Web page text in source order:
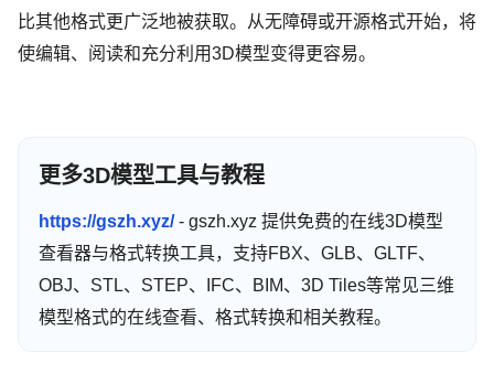
比其他格式更广泛地被获取。从无障碍或开源格式开始，将
使编辑、阅读和充分利用3D模型变得更容易。
更多3D模型工具与教程
https://gszh.xyz/- gszh.xyz 提供免费的在线3D模型
查看器与格式转换工具，支持FBX、GLB、GLTF、
OBJ、STL、STEP、IFC、BIM、3D Tiles等常见三维
模型格式的在线查看、格式转换和相关教程。